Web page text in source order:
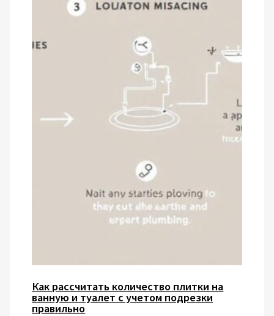
Как рассчитать количество плитки на
ванную и туалет с учетом подрезки
правильно